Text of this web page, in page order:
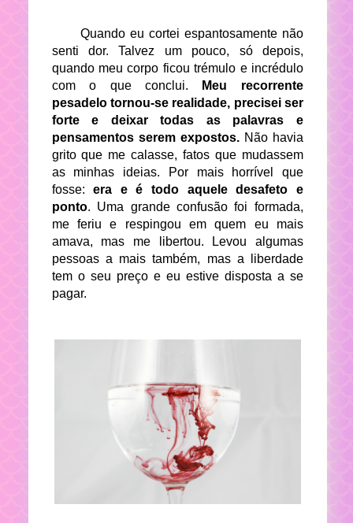
Quando eu cortei espantosamente não
senti dor. Talvez um pouco, só depois,
quando meu corpo ficou trémulo e incrédulo
com o que conclui. Meu recorrente
pesadelo tornou-se realidade, precisei ser
forte e deixar todas as palavras e
pensamentos serem expostos. Não havia
grito que me calasse, fatos que mudassem
as minhas ideias. Por mais horrível que
fosse:era e é todo aquele desafeto e
ponto. Uma grande confusão foi formada,
me feriu e respingou em quem eu mais
amava, mas me libertou. Levou algumas
pessoas a mais também, mas a liberdade
tem o seu preço e eu estive disposta a se
pagar.